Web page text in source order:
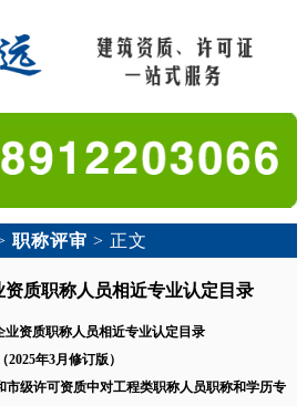
职称评审 > 正文
质职称人员相近专业认定目录
业资质职称人员相近专业认定目录
（2025年3月修订版）
级许可资质中对工程类职称人员职称和学历专